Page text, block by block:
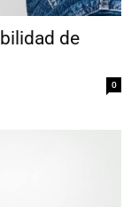
de
0